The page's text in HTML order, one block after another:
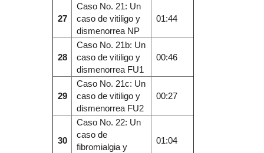
27
Caso No. 21: Un
caso de vitiligo y
dismenorrea NP
01:44
28
Caso No. 21b: Un
caso de vitiligo y
dismenorrea FU1
00:46
29
Caso No. 21c: Un
caso de vitiligo y
dismenorrea FU2
00:27
30
Caso No. 22: Un
caso de
fibromialgia y
01:04